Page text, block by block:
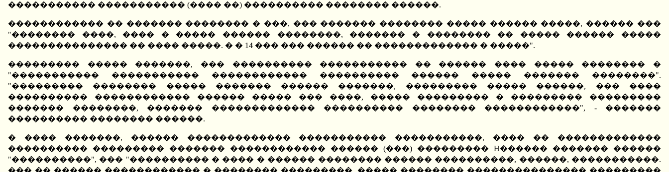
����������� ����������� (���� ��) ���������� �������� ������.
������������ �� ������� �������� � ���, ��� ������� �������� ����� ������ �����, ������ ���
"�������� ����, ���� � ����� ������ ��������, ������� � �������� �� ����� ������ �����
��������������� �� ���� �����. � � 14 ��� ��� ������ �� ������������� � �����".
��������� ����� �������, ��� ���������� ����������� �� ������ ���� ����� �������� �
"����������� ����������� ������������ ���������� ������ ����� ������� ��������".
"��������� �������� ����� ������� ������ �������, ��������� ����� ������, ��� ����
���������� ������������ ������ ����� ��� ����, ����� ��������� � ��������� ���������
������� ��������, ������� ������������� ���������� �������� ������������", - �������
���������� �������� ������.
� ���� �������, ������ ������������� ����������� �����������, ���� �� �������������
���������� ��������� ������� ������������ ������ (���) ��������� H������ ������� ������
"����������", ��� "���������� � ���� � ������ �������� ������ ����������, ������, �����������.